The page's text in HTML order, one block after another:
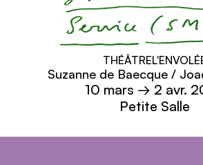
Short Message
THÉÂTRE
Suzanne de Baecque /
10 mars → 2 avr.
Petite Salle